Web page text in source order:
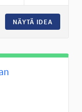
NÄYTÄ IDEA